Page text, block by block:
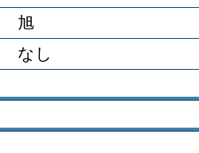
旭
なし